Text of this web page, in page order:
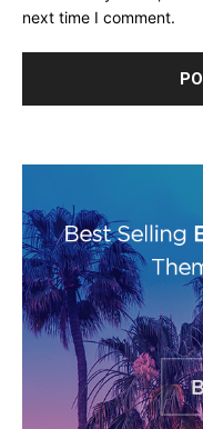
next time I comment.